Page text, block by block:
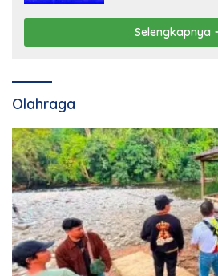
Selengkapnya
Olahraga